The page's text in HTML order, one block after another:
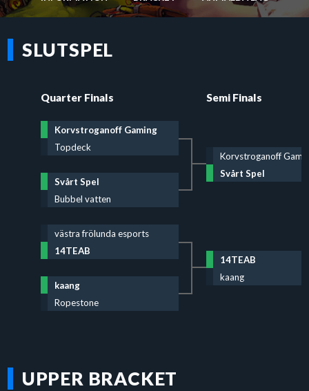
SLUTSPEL
Quarter Finals
Korvstroganoff Gaming
Topdeck
Svårt Spel
Bubbel vatten
västra frölunda esports
14TEAB
kaang
Ropestone
Semi Finals
Korvstroganoff
Svårt Spel
14TEAB
kaang
UPPER BRACKET